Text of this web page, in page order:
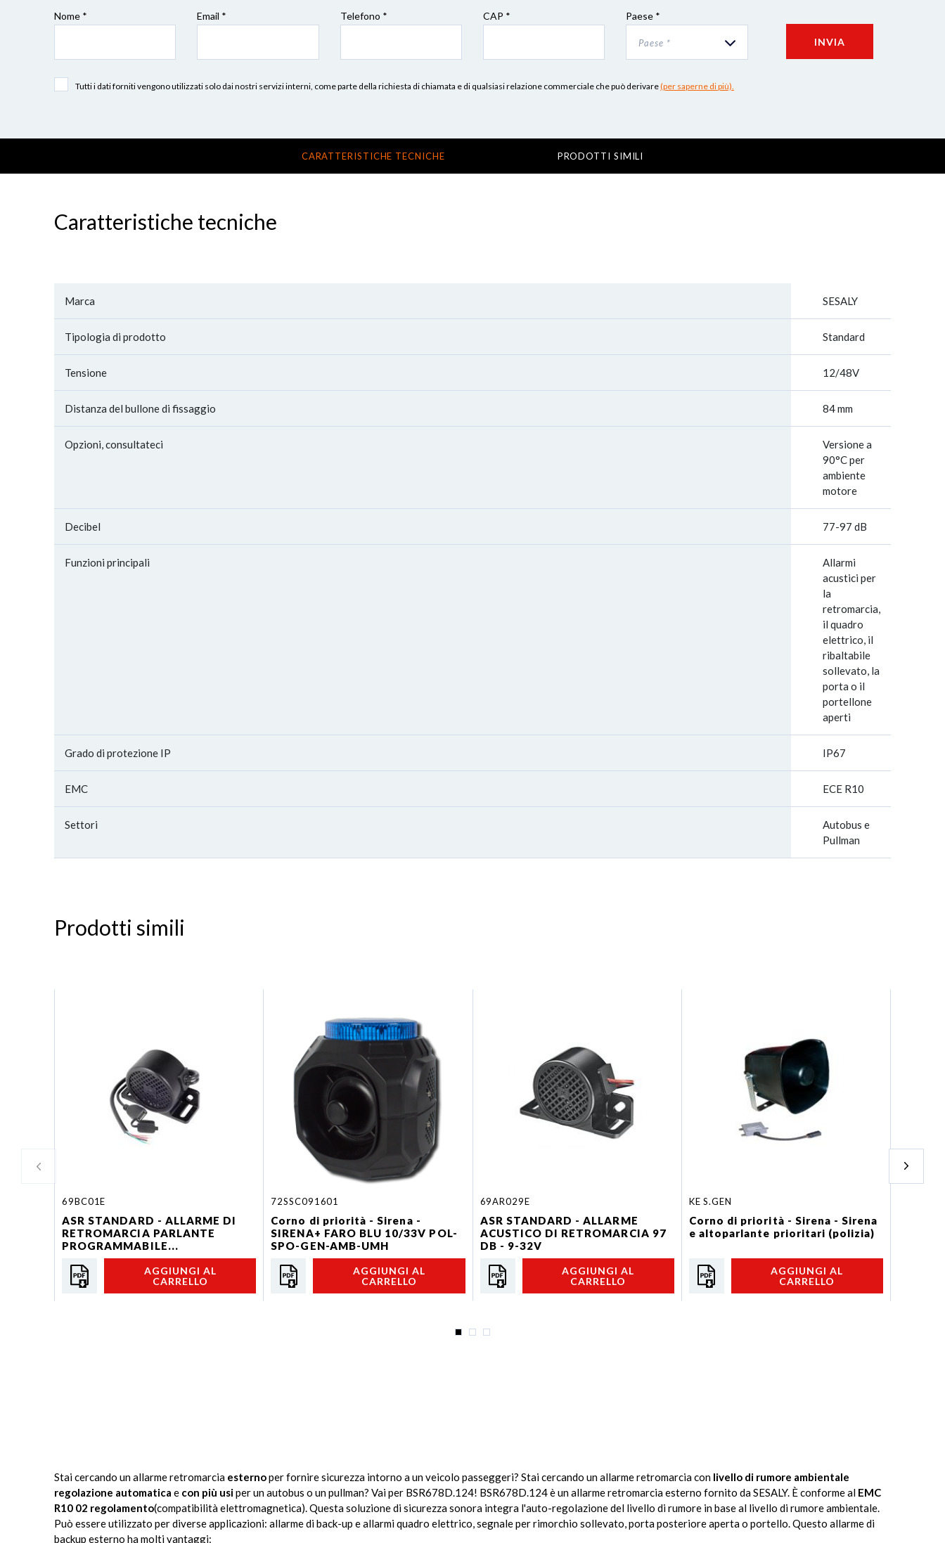
Nome * Email * Telefono * CAP * Paese *
Paese * INVIA
Tutti i dati forniti vengono utilizzati solo dai nostri servizi interni, come parte della richiesta di chiamata e di qualsiasi relazione commerciale che può derivare(per saperne di più).
CARATTERISTICHE TECNICHE PRODOTTI SIMILI
Caratteristiche tecniche
Marca SESALY
Tipologia di prodotto Standard
Tensione 12/48V
Distanza del bullone di fissaggio 84 mm
Opzioni, consultateci
Versione a
90°C per
ambiente
motore
Decibel 77-97 dB
Funzioni principali
Allarmi
acustici per
la
retromarcia,
il quadro
elettrico, il
ribaltabile
sollevato, la
porta o il
portellone
aperti
Grado di protezione IP IP67
EMC ECE R10
Settori
Autobus e
Pullman
Prodotti simili
69BC01E
ASR STANDARD - ALLARME DI
RETROMARCIA PARLANTE
PROGRAMMABILE...
AGGIUNGI AL
CARRELLO
72SSC091601
Corno di priorità - Sirena -
SIRENA+ FARO BLU 10/33V POL-
SPO-GEN-AMB-UMH
AGGIUNGI AL
CARRELLO
69AR029E
ASR STANDARD - ALLARME
ACUSTICO DI RETROMARCIA 97
DB - 9-32V
AGGIUNGI AL
CARRELLO
KE S.GEN
Corno di priorità - Sirena - Sirena
e altoparlante prioritari (polizia)
AGGIUNGI AL
CARRELLO
Stai cercando un allarme retromarcia esternoper fornire sicurezza intorno a un veicolo passeggeri? Stai cercando un allarme retromarcia con livello di rumore ambientale
regolazione automatica e con più usiper un autobus o un pullman? Vai per BSR678D.124! BSR678D.124 è un allarme retromarcia esterno fornito da SESALY. È conforme al EMC
R10 02 regolamento(compatibilità elettromagnetica). Questa soluzione di sicurezza sonora integra l'auto-regolazione del livello di rumore in base al livello di rumore ambientale.
Può essere utilizzato per diverse applicazioni: allarme di back-up e allarmi quadro elettrico, segnale per rimorchio sollevato, porta posteriore aperta o portello. Questo allarme di
backup esterno ha molti vantaggi: